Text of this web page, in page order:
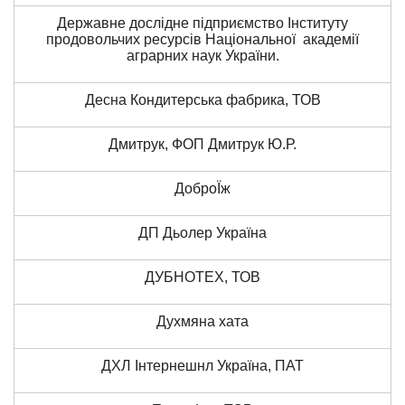
Державне дослідне підприємство Інституту
продовольчих ресурсів Національної академії
аграрних наук України.
Десна Кондитерська фабрика, ТОВ
Дмитрук, ФОП Дмитрук Ю.Р.
ДоброЇж
ДП Дьолер Україна
ДУБНОТЕХ, ТОВ
Духмяна хата
ДХЛ Інтернешнл Україна, ПАТ